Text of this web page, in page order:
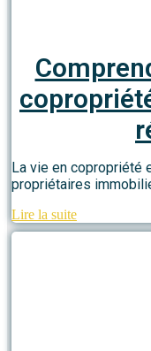
La vie en copropriété
propriétaires
Lire la suite